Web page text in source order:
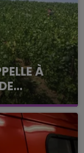
À
2026
rappeler